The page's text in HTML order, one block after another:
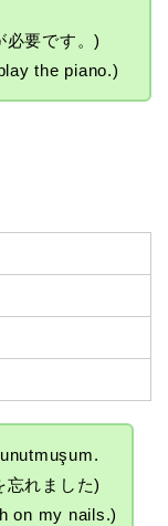
必要です。)
the piano.)
忘れました)
on my nails.)